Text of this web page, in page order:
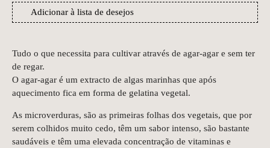
Adicionar à lista de desejos
Tudo o que necessita para cultivar através de agar-agar e sem ter
de regar.
O agar-agar é um extracto de algas marinhas que após
aquecimento fica em forma de gelatina vegetal.
As microverduras, são as primeiras folhas dos vegetais, que por
serem colhidos muito cedo, têm um sabor intenso, são bastante
saudáveis e têm uma elevada concentração de vitaminas e